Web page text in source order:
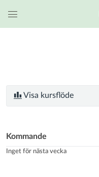
Visa kursflöde
Kommande
Inget för nästa vecka